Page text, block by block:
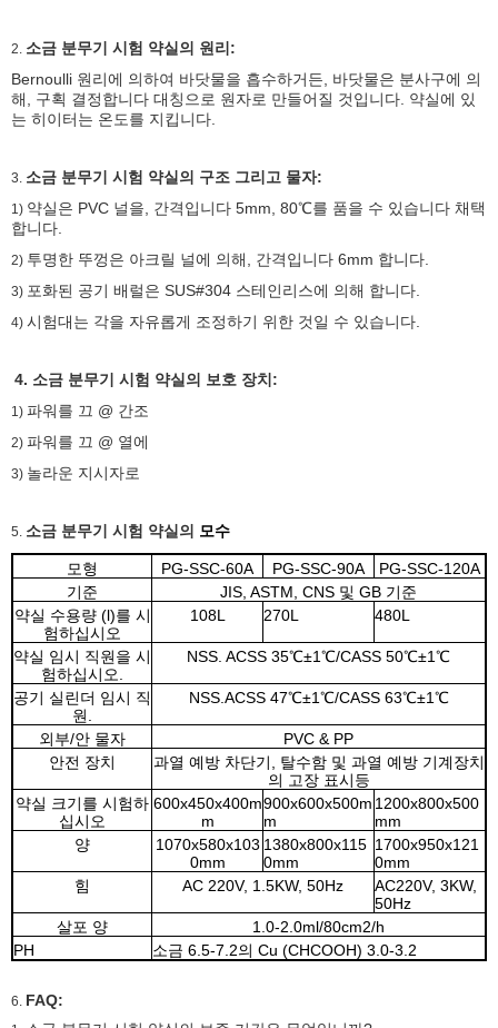
2. 소금 분무기 시험 약실의 원리:
Bernoulli 원리에 의하여 바닷물을 흡수하거든, 바닷물은 분사구에 의
해, 구획 결정합니다 대칭으로 원자로 만들어질 것입니다. 약실에 있
는 히이터는 온도를 지킵니다.
3. 소금 분무기 시험 약실의 구조 그리고 물자:
1) 약실은 PVC 널을, 간격입니다 5mm, 80℃를 품을 수 있습니다 채택
합니다.
2) 투명한 뚜껑은 아크릴 널에 의해, 간격입니다 6mm 합니다.
3) 포화된 공기 배럴은 SUS#304 스테인리스에 의해 합니다.
4) 시험대는 각을 자유롭게 조정하기 위한 것일 수 있습니다.
4. 소금 분무기 시험 약실의 보호 장치:
1) 파워를 끄 @ 간조
2) 파워를 끄 @ 열에
3) 놀라운 지시자로
5. 소금 분무기 시험 약실의 모수
모형 PG-SSC-60A PG-SSC-90A
PG-SSC-120A
기준
JIS, ASTM, CNS 및 GB 기준
약실 수용량 (l)를 시
험하십시오
108L 270L 480L
약실 임시 직원을 시
험하십시오.
NSS. ACSS 35℃±1℃/CASS 50℃±1℃
공기 실린더 임시 직
원.
NSS.ACSS 47℃±1℃/CASS 63℃±1℃
외부/안 물자
PVC & PP
안전 장치
과열 예방 차단기, 탈수함 및 과열 예방 기계장치
의 고장 표시등
약실 크기를 시험하
십시오
600x450x400m
m
900x600x500m
m
1200x800x500
mm
양
1070x580x103
0mm
1380x800x115
0mm
1700x950x121
0mm
힘
AC 220V, 1.5KW, 50Hz
AC220V, 3KW,
50Hz
살포 양
1.0-2.0ml/80cm2/h
PH
소금 6.5-7.2의 Cu (CHCOOH) 3.0-3.2
6. FAQ: